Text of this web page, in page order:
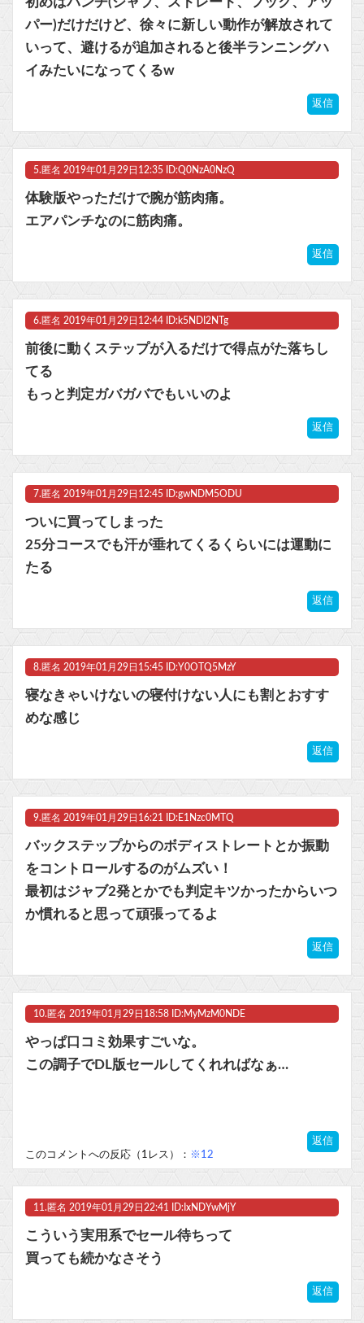
パー)だけだけど、徐々に新しい動作が解放されて
いって、避けるが追加されると後半ランニングハ
イみたいになってくるw
返信
5. 匿名 2019年01月29日12:35 ID:Q0NzA0NzQ
体験版やっただけで腕が筋肉痛。
エアパンチなのに筋肉痛。
返信
6. 匿名 2019年01月29日12:44 ID:k5NDI2NTg
前後に動くステップが入るだけで得点がた落ちし
てる
もっと判定ガバガバでもいいのよ
返信
7. 匿名 2019年01月29日12:45 ID:gwNDM5ODU
ついに買ってしまった
25分コースでも汗が垂れてくるくらいには運動に
たる
返信
8. 匿名 2019年01月29日15:45 ID:Y0OTQ5MzY
寝なきゃいけないの寝付けない人にも割とおすす
めな感じ
返信
9. 匿名 2019年01月29日16:21 ID:E1Nzc0MTQ
バックステップからのボディストレートとか振動
をコントロールするのがムズい！
最初はジャブ2発とかでも判定キツかったからいつ
か慣れると思って頑張ってるよ
返信
10. 匿名 2019年01月29日18:58 ID:MyMzM0NDE
やっぱ口コミ効果すごいな。
この調子でDL版セールしてくれればなぁ…
返信
このコメントへの反応（1レス）： ※12
11. 匿名 2019年01月29日22:41 ID:IxNDYwMjY
こういう実用系でセール待ちって
買っても続かなさそう
返信